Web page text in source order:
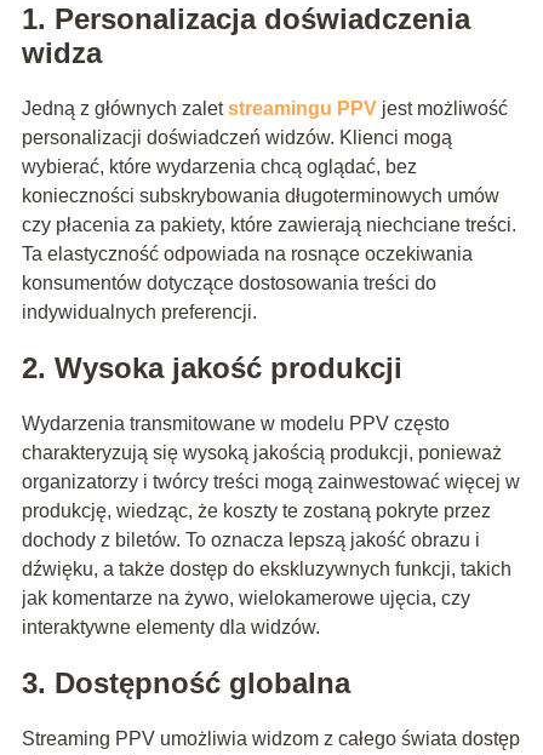
1. Personalizacja doświadczenia
widza
Jedną z głównych zaletstreamingu PPV jest możliwość
personalizacji doświadczeń widzów. Klienci mogą
wybierać, które wydarzenia chcą oglądać, bez
konieczności subskrybowania długoterminowych umów
czy płacenia za pakiety, które zawierają niechciane treści.
Ta elastyczność odpowiada na rosnące oczekiwania
konsumentów dotyczące dostosowania treści do
indywidualnych preferencji.
2. Wysoka jakość produkcji
Wydarzenia transmitowane w modelu PPV często
charakteryzują się wysoką jakością produkcji, ponieważ
organizatorzy i twórcy treści mogą zainwestować więcej w
produkcję, wiedząc, że koszty te zostaną pokryte przez
dochody z biletów. To oznacza lepszą jakość obrazu i
dźwięku, a także dostęp do ekskluzywnych funkcji, takich
jak komentarze na żywo, wielokamerowe ujęcia, czy
interaktywne elementy dla widzów.
3. Dostępność globalna
Streaming PPV umożliwia widzom z całego świata dostęp